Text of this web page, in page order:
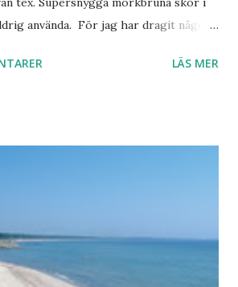
använda. För jag har dragit någon
Jag har sorterat ut klänningar som
Ska bli underbart. Men det
säga.
LÄS MER